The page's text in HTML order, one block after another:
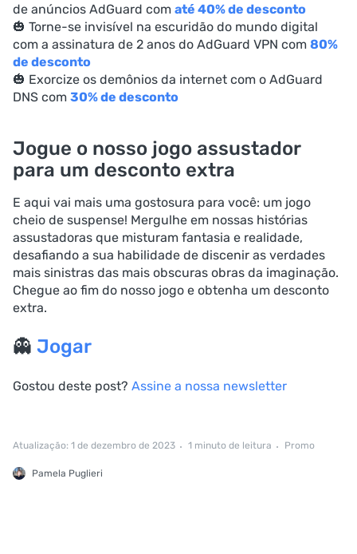
de anúncios AdGuard com até 40% de desconto
🎃 Torne-se invisível na escuridão do mundo digital
com a assinatura de 2 anos do AdGuard VPN com 80%
de desconto
🎃 Exorcize os demônios da internet com o AdGuard
DNS com 30% de desconto
Jogue o nosso jogo assustador
para um desconto extra
E aqui vai mais uma gostosura para você: um jogo
cheio de suspense! Mergulhe em nossas histórias
assustadoras que misturam fantasia e realidade,
desafiando a sua habilidade de discenir as verdades
mais sinistras das mais obscuras obras da imaginação.
Chegue ao fim do nosso jogo e obtenha um desconto
extra.
👻 Jogar
Gostou deste post? Assine a nossa newsletter
Atualização: 1 de dezembro de 2023 1 minuto de leitura Promo
Pamela Puglieri